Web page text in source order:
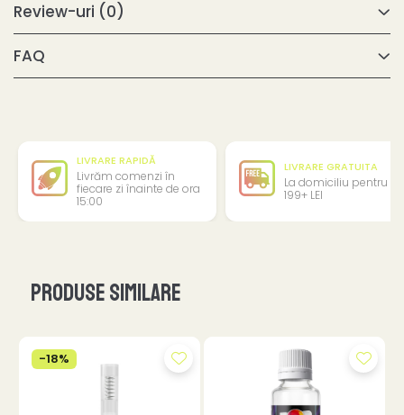
Review-uri (0)
FAQ
LIVRARE RAPIDĂ
Livrăm comenzi în
fiecare zi înainte de ora
15:00
LIVRARE GRATUITA
La domiciliu pentru
199+ LEI
Produse similare
-18%